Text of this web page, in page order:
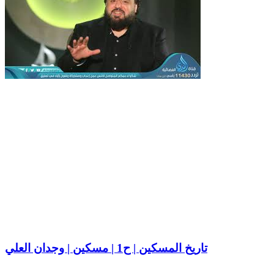
تاريخ المسكين | ح1 | مسكين | وجدان العلي